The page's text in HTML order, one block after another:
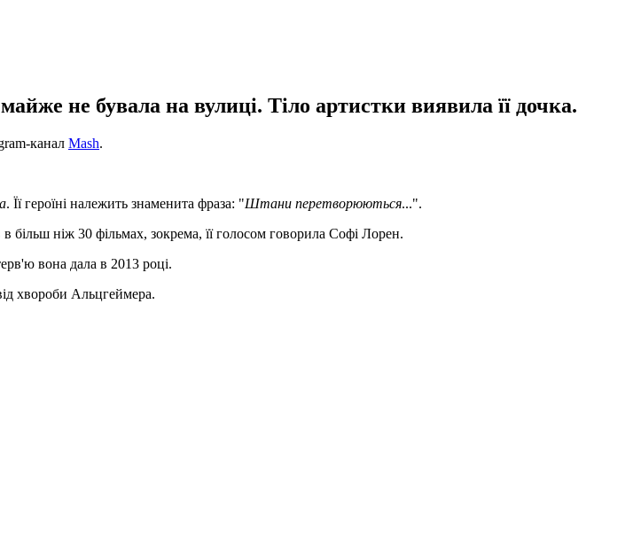
не бувала на вулиці. Тіло артистки виявила її дочка.
канал Mash.
. Її героїні належить знаменита фраза: "Штани перетворюються...".
ніж 30 фільмах, зокрема, її голосом говорила Софі Лорен.
вона дала в 2013 році.
хвороби Альцгеймера.